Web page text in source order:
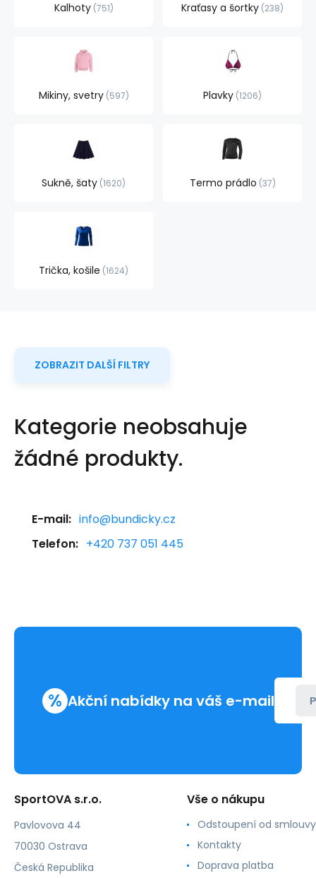
Kalhoty 751 Kraťasy a šortky 238
Mikiny, svetry 597 Plavky 1206
Sukně, šaty 1620 Termo prádlo 37
Trička, košile 1624
ZOBRAZIT DALŠÍ FILTRY
Kategorie neobsahuje
žádné produkty.
E-mail: info@bundicky.cz
Telefon: +420 737 051 445
% Akční nabídky na váš e-mail
SportOVA s.r.o.
Pavlovova 44
70030 Ostrava
Česká Republika
Vše o nákupu
Odstoupení od smlouvy
Kontakty
Doprava platba